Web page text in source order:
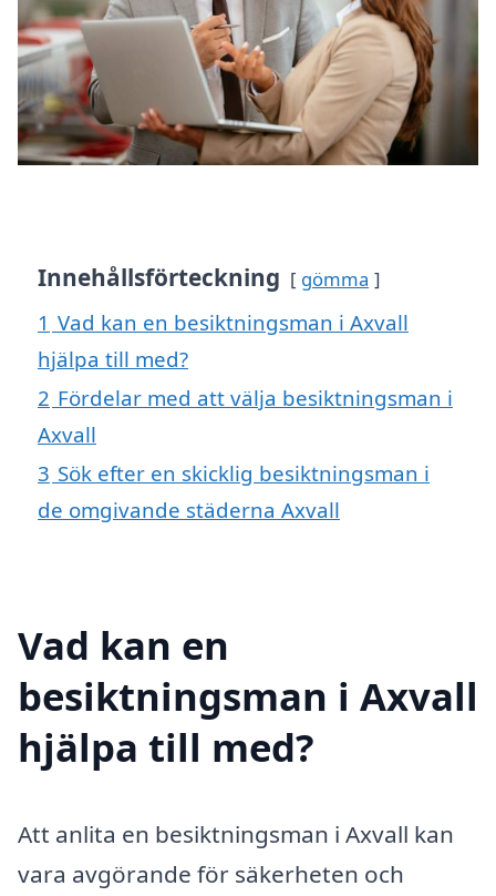
Innehållsförteckning gömma
1 Vad kan en besiktningsman i Axvall
hjälpa till med?
2 Fördelar med att välja besiktningsman i
Axvall
3 Sök efter en skicklig besiktningsman i
de omgivande städerna Axvall
Vad kan en
besiktningsman i Axvall
hjälpa till med?
Att anlita en besiktningsman i Axvall kan
vara avgörande för säkerheten och